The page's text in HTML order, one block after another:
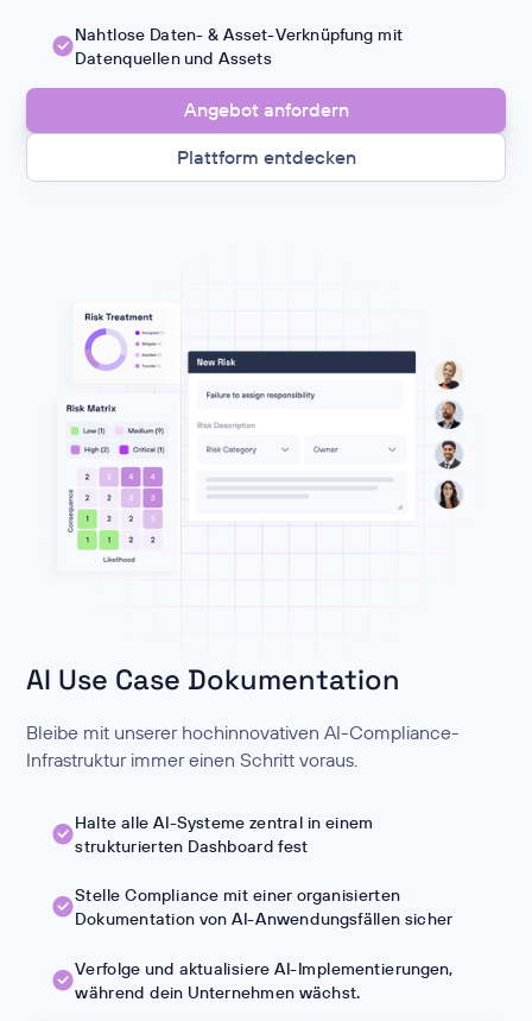
Nahtlose Daten- & Asset-Verknüpfung mit
Datenquellen und Assets
Angebot anfordern
Plattform entdecken
AI Use Case Dokumentation
Bleibe mit unserer hochinnovativen AI-Compliance-
Infrastruktur immer einen Schritt voraus.
Halte alle AI-Systeme zentral in einem
strukturierten Dashboard fest
Stelle Compliance mit einer organisierten
Dokumentation von AI-Anwendungsfällen sicher
Verfolge und aktualisiere AI-Implementierungen,
während dein Unternehmen wächst.